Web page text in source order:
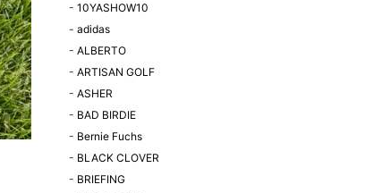
- 10YASHOW10
- adidas
- ALBERTO
- ARTISAN GOLF
- ASHER
- BAD BIRDIE
- Bernie Fuchs
- BLACK CLOVER
- BRIEFING